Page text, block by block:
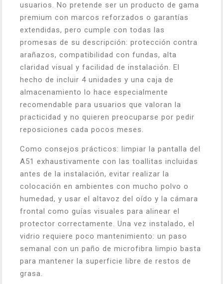
usuarios. No pretende ser un producto de gama
premium con marcos reforzados o garantías
extendidas, pero cumple con todas las
promesas de su descripción: protección contra
arañazos, compatibilidad con fundas, alta
claridad visual y facilidad de instalación. El
hecho de incluir 4 unidades y una caja de
almacenamiento lo hace especialmente
recomendable para usuarios que valoran la
practicidad y no quieren preocuparse por pedir
reposiciones cada pocos meses.
Como consejos prácticos: limpiar la pantalla del
A51 exhaustivamente con las toallitas incluidas
antes de la instalación, evitar realizar la
colocación en ambientes con mucho polvo o
humedad, y usar el altavoz del oído y la cámara
frontal como guías visuales para alinear el
protector correctamente. Una vez instalado, el
vidrio requiere poco mantenimiento: un paso
semanal con un paño de microfibra limpio basta
para mantener la superficie libre de restos de
grasa.